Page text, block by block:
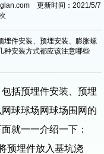
更新时间：2021/5/7
次
埋件安装、预埋安装、膨胀螺
种安装方式都应该注意哪些
括预埋件安装、预埋
球球场网球场围网的
就一一介绍一下：
埋件放入基坑浇